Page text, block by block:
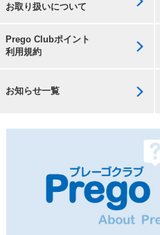
お取り扱いについて
Prego Clubポイント
利用規約
お知らせ一覧